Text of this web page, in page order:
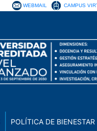
WEBMAIL CAMPUS
POLÍTICA DE BIENESTAR